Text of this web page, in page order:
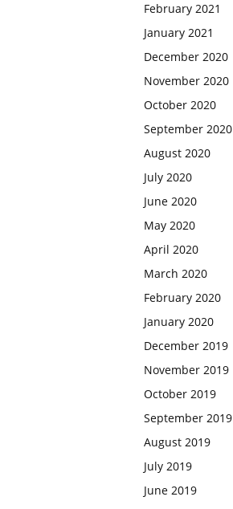
February 2021
January 2021
December 2020
November 2020
October 2020
September 2020
August 2020
July 2020
June 2020
May 2020
April 2020
March 2020
February 2020
January 2020
December 2019
November 2019
October 2019
September 2019
August 2019
July 2019
June 2019